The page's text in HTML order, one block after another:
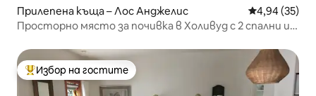
Прилепена къща – Лос Анджелис Средна
4,94 (35)
Просторно място за почивка в Холивуд с 2 спални и
Най-популярен избор на гостите
Избор на гостите